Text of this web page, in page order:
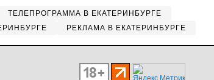
ТЕЛЕПРОГРАММА В ЕКАТЕРИНБУРГЕ
РЕКЛАМА В ЕКАТЕРИНБУРГЕ